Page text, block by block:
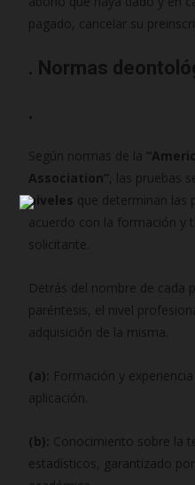
pagado, cancelar su
. Normas
.
Según normas de la
Association” , las pruebas
niveles que determinan las
acuerdo con la formación y
solicitante.
Detrás del nombre de cada
paréntesis, el nivel
adquisición de la misma.
(a): Formación y
aplicación.
(b): Conocimiento sobre la
estadísticos, garantizado